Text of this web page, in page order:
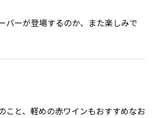
バーが登場するのか、また楽しみで
こと、軽めの赤ワインもおすすめなお